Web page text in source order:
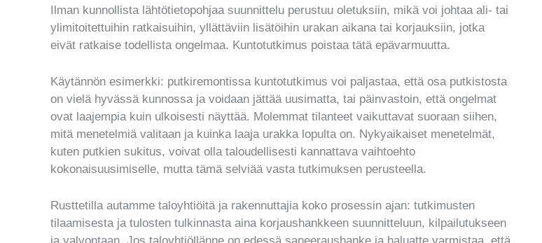
Ilman kunnollista lähtötietopohjaa suunnittelu perustuu oletuksiin, mikä voi johtaa ali- tai
ylimitoitettuihin ratkaisuihin, yllättäviin lisätöihin urakan aikana tai korjauksiin, jotka
eivät ratkaise todellista ongelmaa. Kuntotutkimus poistaa tätä epävarmuutta.
Käytännön esimerkki: putkiremontissa kuntotutkimus voi paljastaa, että osa putkistosta
on vielä hyvässä kunnossa ja voidaan jättää uusimatta, tai päinvastoin, että ongelmat
ovat laajempia kuin ulkoisesti näyttää. Molemmat tilanteet vaikuttavat suoraan siihen,
mitä menetelmiä valitaan ja kuinka laaja urakka lopulta on. Nykyaikaiset menetelmät,
kuten putkien sukitus, voivat olla taloudellisesti kannattava vaihtoehto
kokonaisuusimiselle, mutta tämä selviää vasta tutkimuksen perusteella.
Rusttetilla autamme taloyhtiöitä ja rakennuttajia koko prosessin ajan: tutkimusten
tilaamisesta ja tulosten tulkinnasta aina korjaushankkeen suunnitteluun, kilpailutukseen